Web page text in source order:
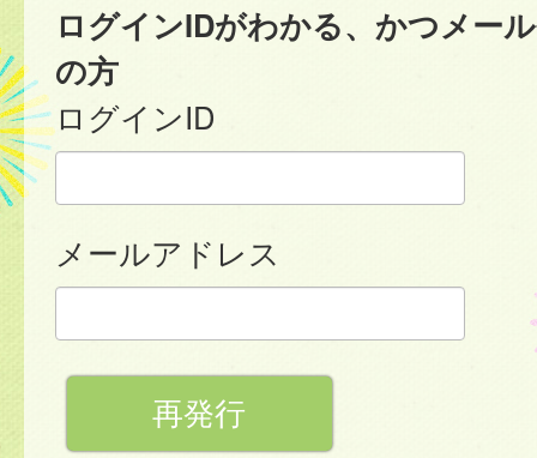
ログインIDがわかる、かつメー
の方
ログインID
メールアドレス